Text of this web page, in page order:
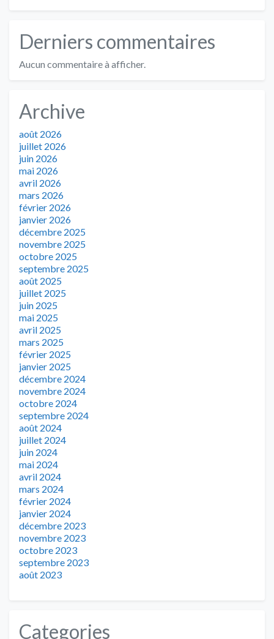
Derniers commentaires
Aucun commentaire à afficher.
Archive
août 2026
juillet 2026
juin 2026
mai 2026
avril 2026
mars 2026
février 2026
janvier 2026
décembre 2025
novembre 2025
octobre 2025
septembre 2025
août 2025
juillet 2025
juin 2025
mai 2025
avril 2025
mars 2025
février 2025
janvier 2025
décembre 2024
novembre 2024
octobre 2024
septembre 2024
août 2024
juillet 2024
juin 2024
mai 2024
avril 2024
mars 2024
février 2024
janvier 2024
décembre 2023
novembre 2023
octobre 2023
septembre 2023
août 2023
Categories